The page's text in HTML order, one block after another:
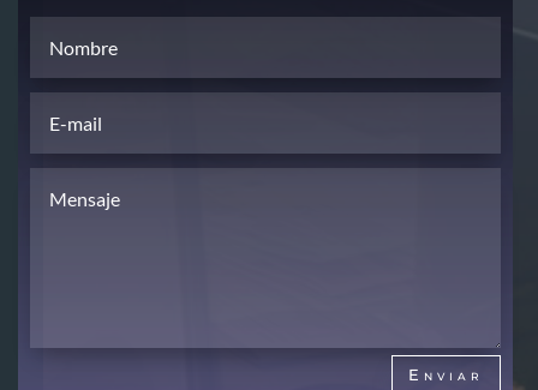
Enviar